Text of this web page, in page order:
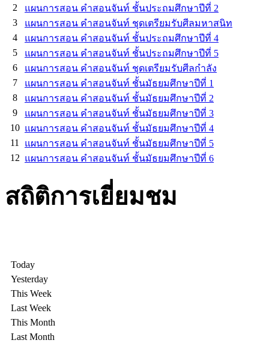
2
แผนการสอน คำสอนจันท์ ชั้นประถมศึกษาปีที่ 2
3
แผนการสอน คำสอนจันท์ ชุดเตรียมรับศีลมหาสนิท
4
แผนการสอน คำสอนจันท์ ชั้นประถมศึกษาปีที่ 4
5
แผนการสอน คำสอนจันท์ ชั้นประถมศึกษาปีที่ 5
6
แผนการสอน คำสอนจันท์ ชุดเตรียมรับศีลกำลัง
7
แผนการสอน คำสอนจันท์ ชั้นมัธยมศึกษาปีที่ 1
8
แผนการสอน คำสอนจันท์ ชั้นมัธยมศึกษาปีที่ 2
9
แผนการสอน คำสอนจันท์ ชั้นมัธยมศึกษาปีที่ 3
10 แผนการสอน คำสอนจันท์ ชั้นมัธยมศึกษาปีที่ 4
11
แผนการสอน คำสอนจันท์ ชั้นมัธยมศึกษาปีที่ 5
12 แผนการสอน คำสอนจันท์ ชั้นมัธยมศึกษาปีที่ 6
สถิติการเยี่ยมชม
Today
Yesterday
This Week
Last Week
This Month
Last Month